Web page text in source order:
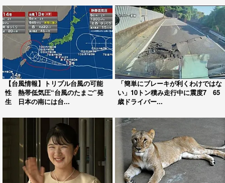
【台風情報】トリプル台風の可能
性 熱帯低気圧“台風のたまご”発
生 日本の南には台...
「簡単にブレーキが利くわけではな
い」10トン積み走行中に震度7 65
歳ドライバー...